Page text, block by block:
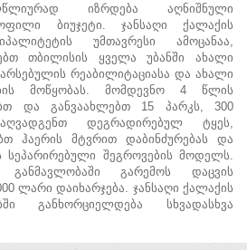
იზრდება აღნიშნული
ბიუჯეტი. ჯანსაღი ქალაქის
უმთავრესი ამოცანაა,
თბილისის ყველა უბანში ახალი
რეაბილიტაციასა და ახალი
მოწყობას. მომდევნო 4 წლის
და განვაახლებთ 15 პარკს, 300
დეგრადირებულ ტყეს,
ჰაერის მტვრით დაბინძურებას და
სეპარირებული შეგროვების მოდელს.
გარემოს დაცვის
ლარი დაიხარჯება. ჯანსაღი ქალაქის
განხორციელდება სხვადასხვა